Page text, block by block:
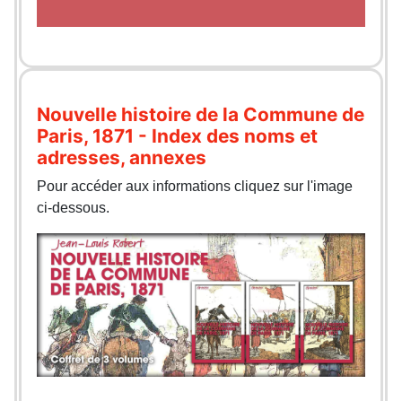
Nouvelle histoire de la Commune de
Paris, 1871 - Index des noms et
adresses, annexes
Pour accéder aux informations cliquez sur l'image
ci-dessous.